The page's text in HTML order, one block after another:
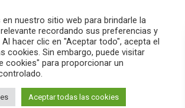
search menu pause PLAY
juegos infantiles y
nuestro sitio web para brindarle la
recordando sus preferencias y
hacer clic en "Aceptar todo", acepta el
cookies. Sin embargo, puede visitar
cookies" para proporcionar un
Aceptar todas las cookies